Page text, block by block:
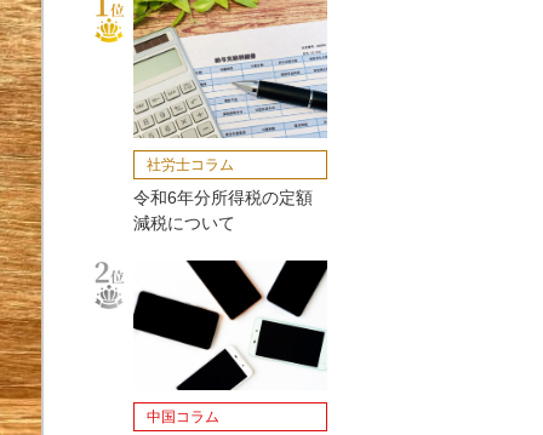
社労士コラム
令和6年分所得税の定額
減税について
中国コラム